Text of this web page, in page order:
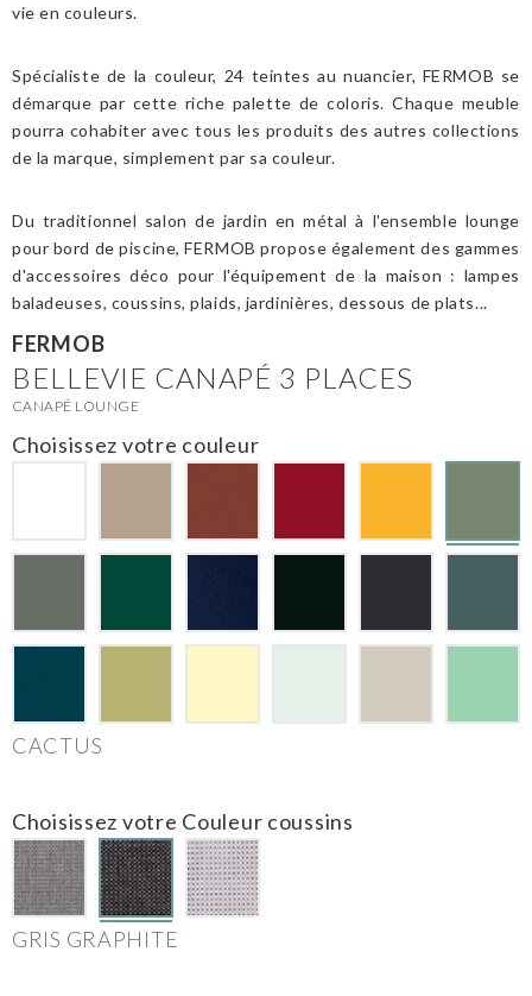
vie en couleurs.
Spécialiste de la couleur, 24 teintes au nuancier, FERMOB se
démarque par cette riche palette de coloris. Chaque meuble
pourra cohabiter avec tous les produits des autres collections
de la marque, simplement par sa couleur.
Du traditionnel salon de jardin en métal à l'ensemble lounge
pour bord de piscine, FERMOB propose également des gammes
d'accessoires déco pour l'équipement de la maison : lampes
baladeuses, coussins, plaids, jardinières, dessous de plats...
BELLEVIE CANAPÉ 3 PLACES
FERMOB
CANAPÉ LOUNGE
Choisissez votre couleur
CACTUS
Choisissez votre Couleur coussins
GRIS GRAPHITE